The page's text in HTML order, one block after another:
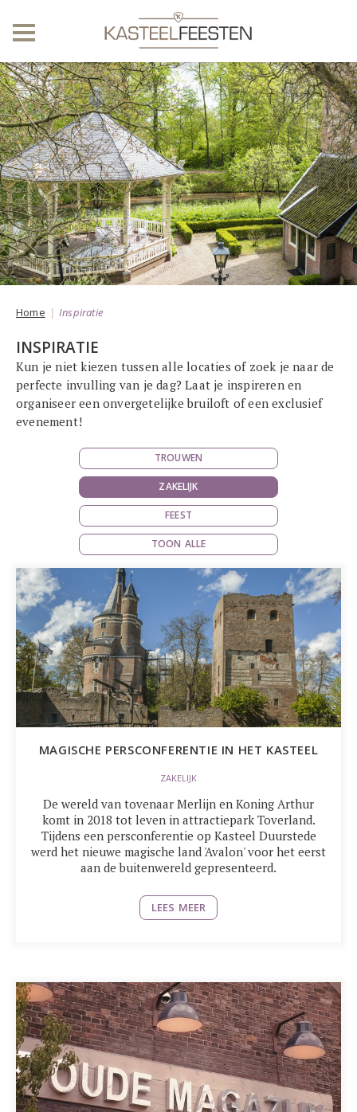
Home Inspiratie
INSPIRATIE
Kun je niet kiezen tussen alle locaties of zoek je naar de
perfecte invulling van je dag? Laat je inspireren en
organiseer een onvergetelijke bruiloft of een exclusief
evenement!
TROUWEN
ZAKELIJK
FEEST
TOON ALLE
MAGISCHE PERSCONFERENTIE IN HET KASTEEL
ZAKELIJK
De wereld van tovenaar Merlijn en Koning Arthur
komt in 2018 tot leven in attractiepark Toverland.
Tijdens een persconferentie op Kasteel Duurstede
werd het nieuwe magische land 'Avalon' voor het eerst
aan de buitenwereld gepresenteerd.
LEES MEER